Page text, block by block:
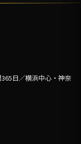
日／横浜中心・神奈